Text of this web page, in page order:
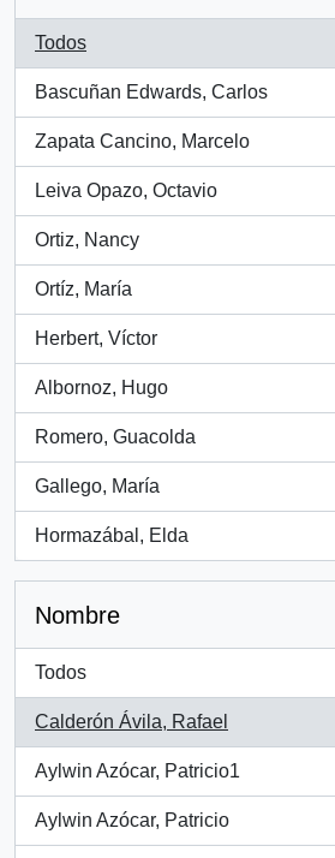
Todos
Bascuñan Edwards, Carlos
, 1 resultados
Zapata Cancino, Marcelo
, 1 resultados
Leiva Opazo, Octavio
, 1 resultados
Ortiz, Nancy
, 1 resultados
Ortíz, María
, 1 resultados
Herbert, Víctor
, 1 resultados
Albornoz, Hugo
, 1 resultados
Romero, Guacolda
, 1 resultados
Gallego, María
, 1 resultados
Hormazábal, Elda
, 1 resultados
Nombre
Todos
Calderón Ávila, Rafael
, 7 resultados
Aylwin Azócar, Patricio1
, 1 resultados
Aylwin Azócar, Patricio
, 1 resultados